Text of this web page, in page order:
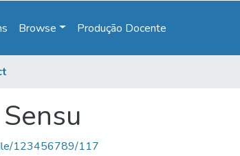
Browse Produção Docente
123456789/117